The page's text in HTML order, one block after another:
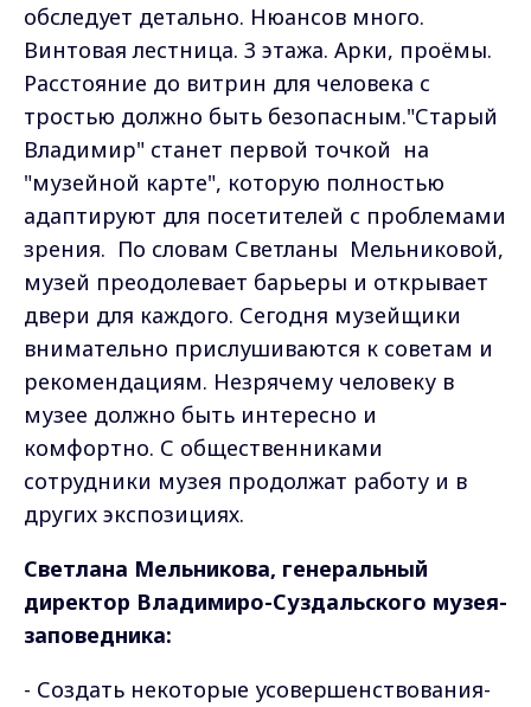
обследует детально. Нюансов много.
Винтовая лестница. 3 этажа. Арки, проёмы.
Расстояние до витрин для человека с
тростью должно быть безопасным."Старый
Владимир" станет первой точкой на
"музейной карте", которую полностью
адаптируют для посетителей с проблемами
зрения. По словам Светланы Мельниковой,
музей преодолевает барьеры и открывает
двери для каждого. Сегодня музейщики
внимательно прислушиваются к советам и
рекомендациям. Незрячему человеку в
музее должно быть интересно и
комфортно. С общественниками
сотрудники музея продолжат работу и в
других экспозициях.
Светлана Мельникова, генеральный
директор Владимиро-Суздальского музея-
заповедника:
- Создать некоторые усовершенствования-